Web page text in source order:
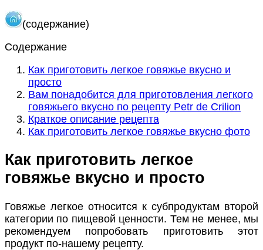
(содержание)
Содержание
Как приготовить легкое говяжье вкусно и
просто
Вам понадобится для приготовления легкого
говяжьего вкусно по рецепту Petr de Crilion
Краткое описание рецепта
Как приготовить легкое говяжье вкусно фото
Как приготовить легкое
говяжье вкусно и просто
Говяжье легкое относится к субпродуктам второй
категории по пищевой ценности. Тем не менее, мы
рекомендуем попробовать приготовить этот
продукт по-нашему рецепту.